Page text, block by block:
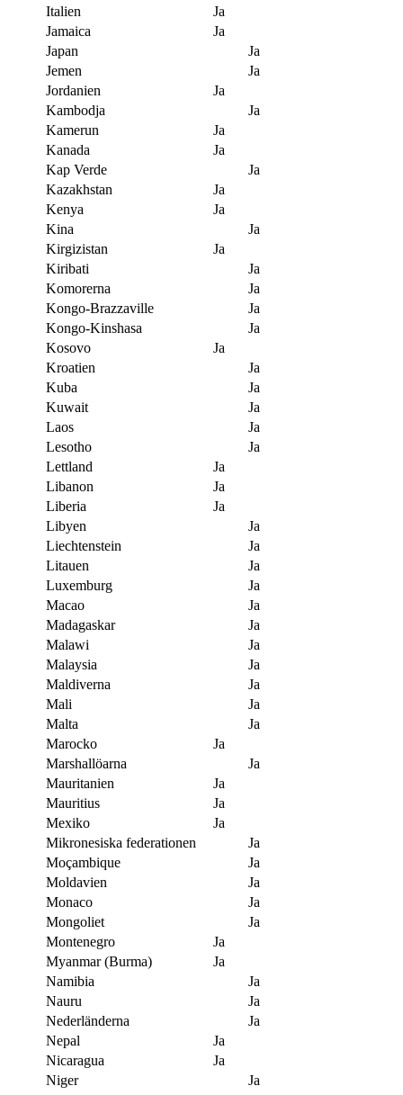
Italien
Ja
Jamaica
Ja
Japan
Ja
Jemen
Ja
Jordanien
Ja
Kambodja
Ja
Kamerun
Ja
Kanada
Ja
Kap Verde
Ja
Kazakhstan
Ja
Kenya
Ja
Kina
Ja
Kirgizistan
Ja
Kiribati
Ja
Komorerna
Ja
Kongo-Brazzaville
Ja
Kongo-Kinshasa
Ja
Kosovo
Ja
Kroatien
Ja
Kuba
Ja
Kuwait
Ja
Laos
Ja
Lesotho
Ja
Lettland
Ja
Libanon
Ja
Liberia
Ja
Libyen
Ja
Liechtenstein
Ja
Litauen
Ja
Luxemburg
Ja
Macao
Ja
Madagaskar
Ja
Malawi
Ja
Malaysia
Ja
Maldiverna
Ja
Mali
Ja
Malta
Ja
Marocko
Ja
Marshallöarna
Ja
Mauritanien
Ja
Mauritius
Ja
Mexiko
Ja
Mikronesiska federationen
Ja
Moçambique
Ja
Moldavien
Ja
Monaco
Ja
Mongoliet
Ja
Montenegro
Ja
Myanmar (Burma)
Ja
Namibia
Ja
Nauru
Ja
Nederländerna
Ja
Nepal
Ja
Nicaragua
Ja
Niger
Ja